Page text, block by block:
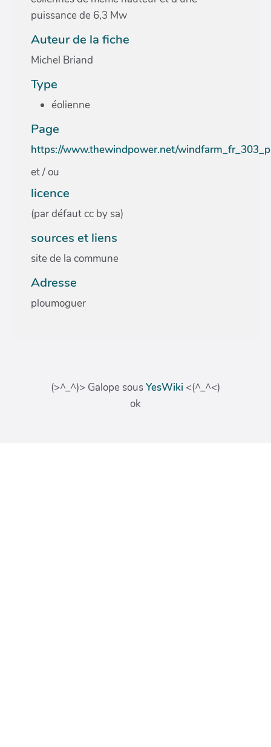
puissance de 6,3 Mw
Auteur de la fiche
Michel Briand
Type
éolienne
Page
https://www.thewindpower.net/
et / ou
licence
(par défaut cc by sa)
sources et liens
site de la commune
Adresse
ploumoguer
(>^_^)> Galope sousYesWiki <(^_^<)
ok